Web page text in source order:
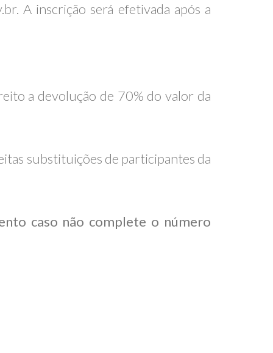
A inscrição será efetivada após a
a devolução de 70% do valor da
substituições de participantes da
caso não complete o número